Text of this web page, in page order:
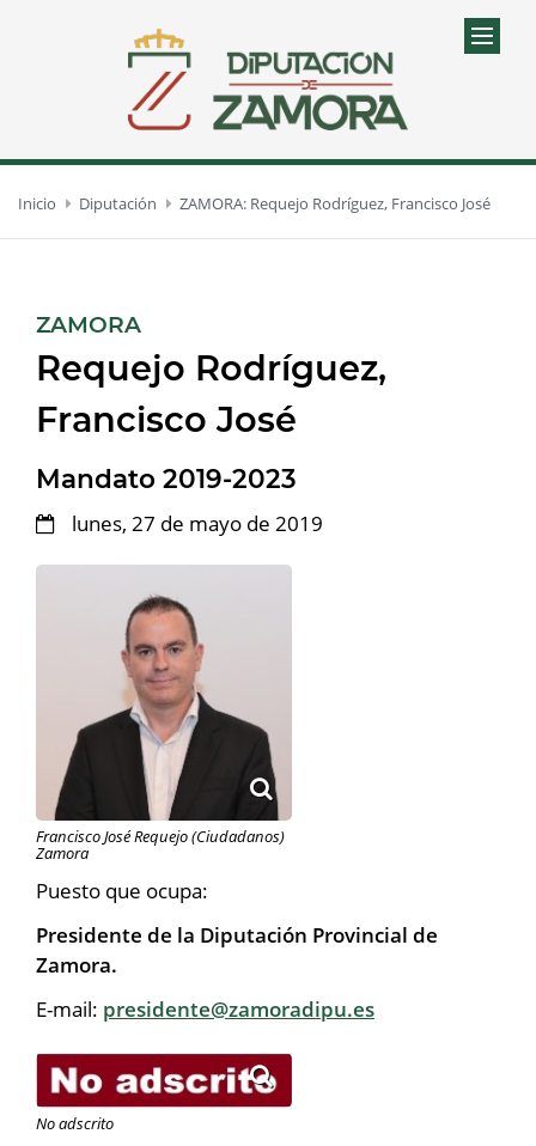
Inicio Diputación ZAMORA: Requejo Rodríguez, Francisco José
ZAMORA:
Requejo Rodríguez,
Francisco José
Mandato 2019-2023
lunes, 27 de mayo de 2019
Francisco José Requejo (Ciudadanos)
Zamora
Puesto que ocupa:
Presidente de la Diputación Provincial de
Zamora.
E-mail: presidente@zamoradipu.es
No adscrito